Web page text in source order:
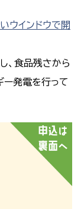
ウインドウで開
、食品残さから
ー発電を行って